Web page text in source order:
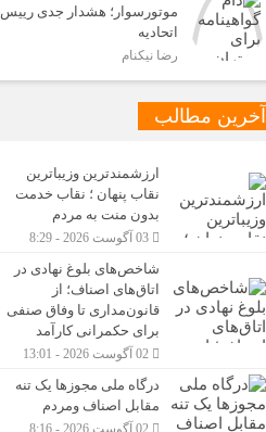
موتورسوار؛ هشدار جدی رییس
اتحادیه
رضا نیکنام
آخرین مطالب
ارزشمندترین وزیباترین
نقاب پنهان ؛ نقاب خدمت
بدون منت به مردم
شاخص‌های بلوغ نهادی در
اتاق‌های اصناف؛ از
قانون‌مداری تا وفاق صنفی
برای حکمرانی کارآمد
درگاه ملی مجوزها یک تنه
مقابل اصناف ومردم